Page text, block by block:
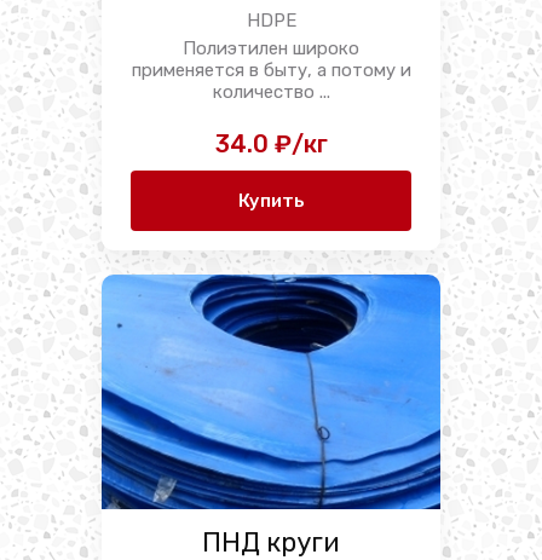
HDPE
Полиэтилен широко
применяется в быту, а потому и
количество ...
34.0 ₽/кг
Купить
ПНД круги